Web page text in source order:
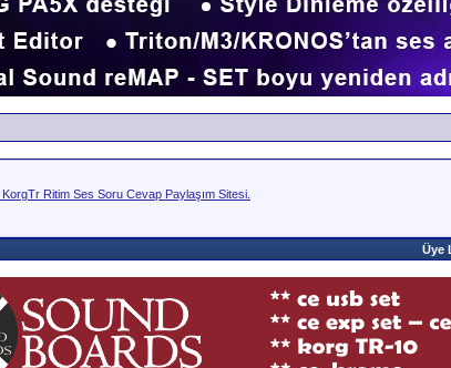
Ritim Ses Soru Cevap Paylaşım Sitesi.
Üye